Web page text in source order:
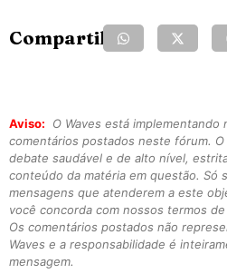
Compartilhe:
Aviso:
O Waves está implementando
comentários postados neste fórum.
debate saudável e de alto nível,
conteúdo da matéria em questão. Só
mensagens que atenderem a este
você concorda com nossos termos de
Os comentários postados não
Waves e a responsabilidade é
mensagem.